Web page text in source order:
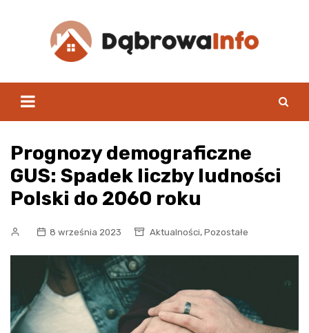
Prognozy demograficzne
GUS: Spadek liczby ludności
Polski do 2060 roku
8 września 2023 Aktualności, Pozostałe